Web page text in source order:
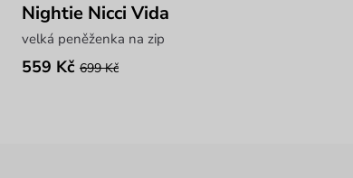
Nightie Nicci Vida
velká peněženka na zip
559 Kč 699 Kč